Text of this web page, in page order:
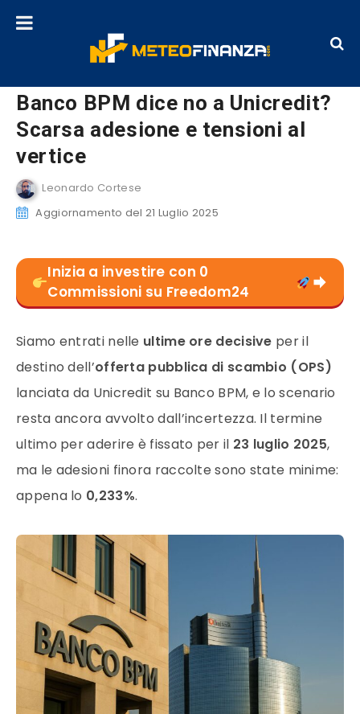
Banco BPM dice no a Unicredit?
Scarsa adesione e tensioni al
vertice
Leonardo Cortese
Aggiornamento del 21 Luglio 2025
Inizia a investire con 0
Commissioni su Freedom24
Siamo entrati nelle ultime ore decisive per il
destino dell’offerta pubblica di scambio (OPS)
lanciata da Unicredit su Banco BPM, e lo scenario
resta ancora avvolto dall’incertezza. Il termine
ultimo per aderire è fissato per il 23 luglio 2025,
ma le adesioni finora raccolte sono state minime:
appena lo 0,233%.